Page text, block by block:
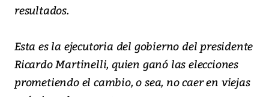
resultados.
Esta es la ejecutoria del gobierno del presidente
Ricardo Martinelli, quien ganó las elecciones
prometiendo el cambio, o sea, no caer en viejas